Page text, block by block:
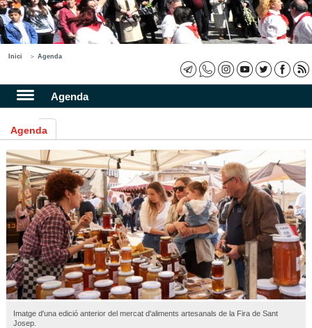
Inici Agenda
Agenda
Agenda
Imatge d'una edició anterior del mercat d'aliments artesanals de la Fira de Sant
Josep.